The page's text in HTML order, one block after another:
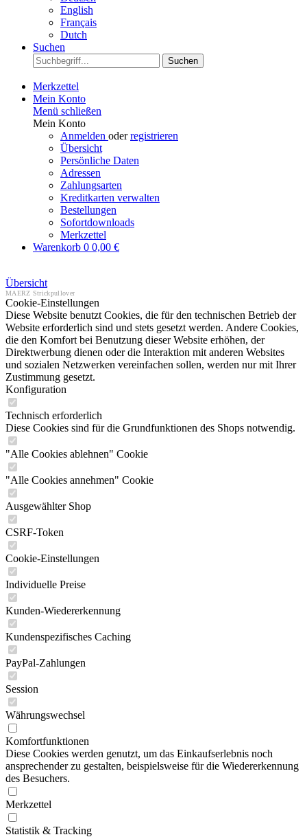
English
Français
Dutch
Suchen
Suchen
Merkzettel
Mein Konto
Menü schließen
Mein Konto
Anmelden oderregistrieren
Übersicht
Persönliche Daten
Adressen
Zahlungsarten
Kreditkarten verwalten
Bestellungen
Sofortdownloads
Merkzettel
Warenkorb 0 0,00 €
Übersicht
MAERZ Strickpullover
Cookie-Einstellungen
Diese Website benutzt Cookies, die für den technischen Betrieb der
Website erforderlich sind und stets gesetzt werden. Andere Cookies,
die den Komfort bei Benutzung dieser Website erhöhen, der
Direktwerbung dienen oder die Interaktion mit anderen Websites
und sozialen Netzwerken vereinfachen sollen, werden nur mit Ihrer
Zustimmung gesetzt.
Konfiguration
Technisch erforderlich
Diese Cookies sind für die Grundfunktionen des Shops notwendig.
"Alle Cookies ablehnen" Cookie
"Alle Cookies annehmen" Cookie
Ausgewählter Shop
CSRF-Token
Cookie-Einstellungen
Individuelle Preise
Kunden-Wiedererkennung
Kundenspezifisches Caching
PayPal-Zahlungen
Session
Währungswechsel
Komfortfunktionen
Diese Cookies werden genutzt, um das Einkaufserlebnis noch
ansprechender zu gestalten, beispielsweise für die Wiedererkennung
des Besuchers.
Merkzettel
Statistik & Tracking